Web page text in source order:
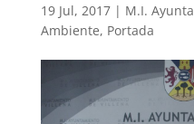
19 Jul, 2017| M.I.
Ambiente, Portada